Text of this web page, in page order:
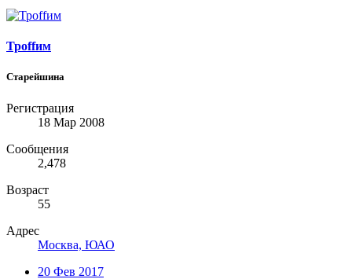
Троffим
Старейшина
Регистрация
18 Мар 2008
Сообщения
2,478
Возраст
55
Адрес
Москва, ЮАО
20 Фев 2017